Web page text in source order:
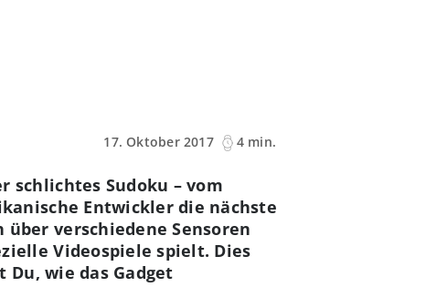
17. Oktober 2017
4 min.
schlichtes Sudoku – vom
Entwickler die nächste
verschiedene Sensoren
Videospiele spielt. Dies
wie das Gadget